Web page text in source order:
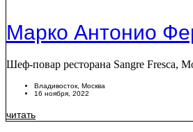
Марко Антонио
Шеф-повар ресторана Sangre Fresca,
Владивосток, Москва
16 ноября, 2022
читать